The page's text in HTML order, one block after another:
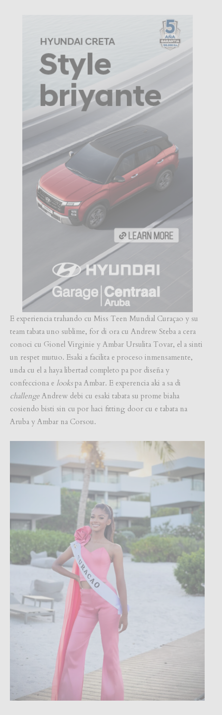
E experiencia trahando cu Miss Teen Mundial Curaçao y su
team tabata uno sublime, for di ora cu Andrew Steba a cera
conoci cu Gionel Virginie y Ambar Ursulita Tovar, el a sinti
un respet mutuo. Esaki a facilita e proceso inmensamente,
unda cu el a haya libertad completo pa por diseña y
confecciona e lookspa Ambar. E experencia aki a sa di
challenge Andrew debi cu esaki tabata su prome biaha
cosiendo bisti sin cu por haci fitting door cu e tabata na
Aruba y Ambar na Corsou.